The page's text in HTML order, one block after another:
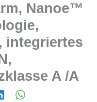
Nanoe™
integriertes
A /A